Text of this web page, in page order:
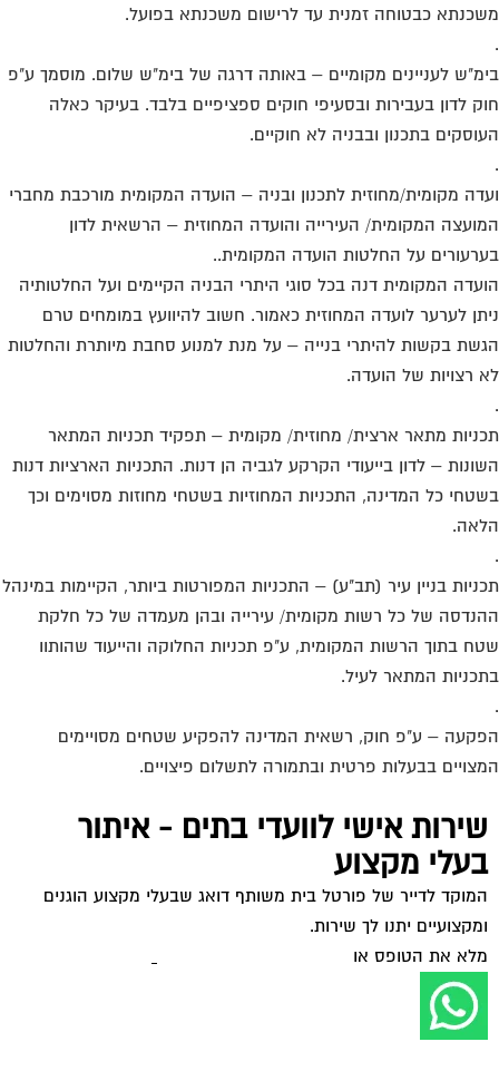
כבטוחה זמנית עד לרישום משכנתא בפועל.
לעניינים מקומיים – באותה דרגה של בימ"ש שלום. מוסמך ע"פ
לדון בעבירות ובסעיפי חוקים ספציפיים בלבד. בעיקר כאלה
בתכנון ובבניה לא חוקיים.
מקומית/מחוזית לתכנון ובניה – הועדה המקומית מורכבת מחברי
המקומית/ העירייה והועדה המחוזית – הרשאית לדון
על החלטות הועדה המקומית..
המקומית דנה בכל סוגי היתרי הבניה הקיימים ועל החלטותיה
לערער לועדה המחוזית כאמור. חשוב להיוועץ במומחים טרם
בקשות להיתרי בנייה – על מנת למנוע סחבת מיותרת והחלטות
רצויות של הועדה.
מתאר ארצית/ מחוזית/ מקומית – תפקיד תכניות המתאר
– לדון בייעודי הקרקע לגביה הן דנות. התכניות הארציות דנות
כל המדינה, התכניות המחוזיות בשטחי מחוזות מסוימים וכך
בניין עיר (תב"ע) – התכניות המפורטות ביותר, הקיימות במינהל
של כל רשות מקומית/ עירייה ובהן מעמדה של כל חלקת
בתוך הרשות המקומית, ע"פ תכניות החלוקה והייעוד שהותוו
המתאר לעיל.
– ע"פ חוק, רשאית המדינה להפקיע שטחים מסויימים
בבעלות פרטית ובתמורה לתשלום פיצויים.
שירות אישי לוועדי בתים - איתור
בעלי מקצוע
המוקד לדייר של פורטל בית משותף דואג שבעלי מקצוע הוגנים
ומקצועיים יתנו לך שירות.
מלא את הטופס אולחץ לשליחת הודעת ווצאפ